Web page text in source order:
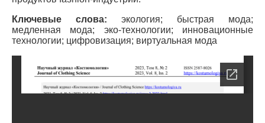
Ключевые слова: экология; быстрая мода;
медленная мода; эко-технологии; инновационные
технологии; цифровизация; виртуальная мода